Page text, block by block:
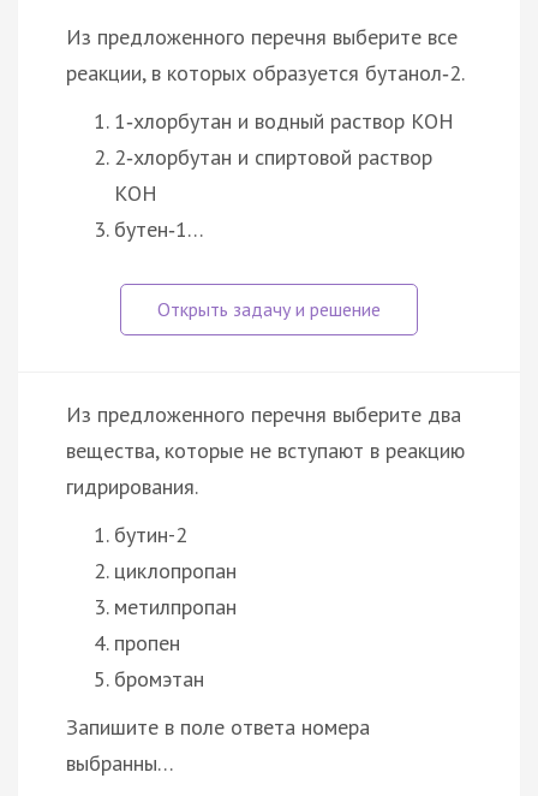
Из предложенного перечня выберите все
реакции, в которых образуется бутанол‑2.
1‑хлорбутан и водный раствор КОН
2‑хлорбутан и спиртовой раствор
КОН
бутен‑1…
Из предложенного перечня выберите два
вещества, которые не вступают в реакцию
гидрирования.
бутин-2
циклопропан
метилпропан
пропен
бромэтан
Запишите в поле ответа номера
выбранны…